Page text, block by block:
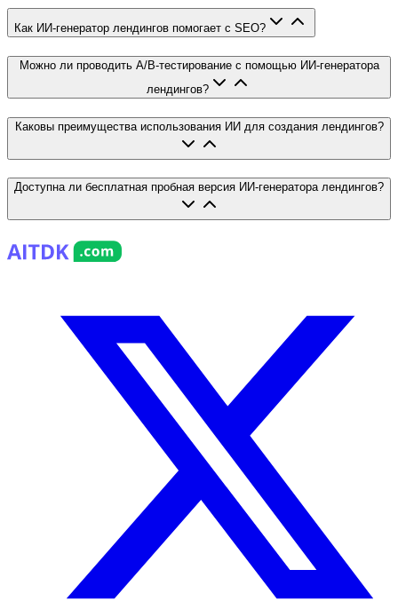
Как ИИ-генератор лендингов помогает с SEO?
Можно ли проводить A/B-тестирование с помощью ИИ-генератора
лендингов?
Каковы преимущества использования ИИ для создания лендингов?
Доступна ли бесплатная пробная версия ИИ-генератора лендингов?